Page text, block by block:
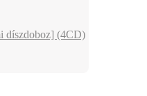
díszdoboz] (4CD)